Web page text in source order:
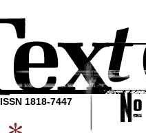
ISSN 1818-7447